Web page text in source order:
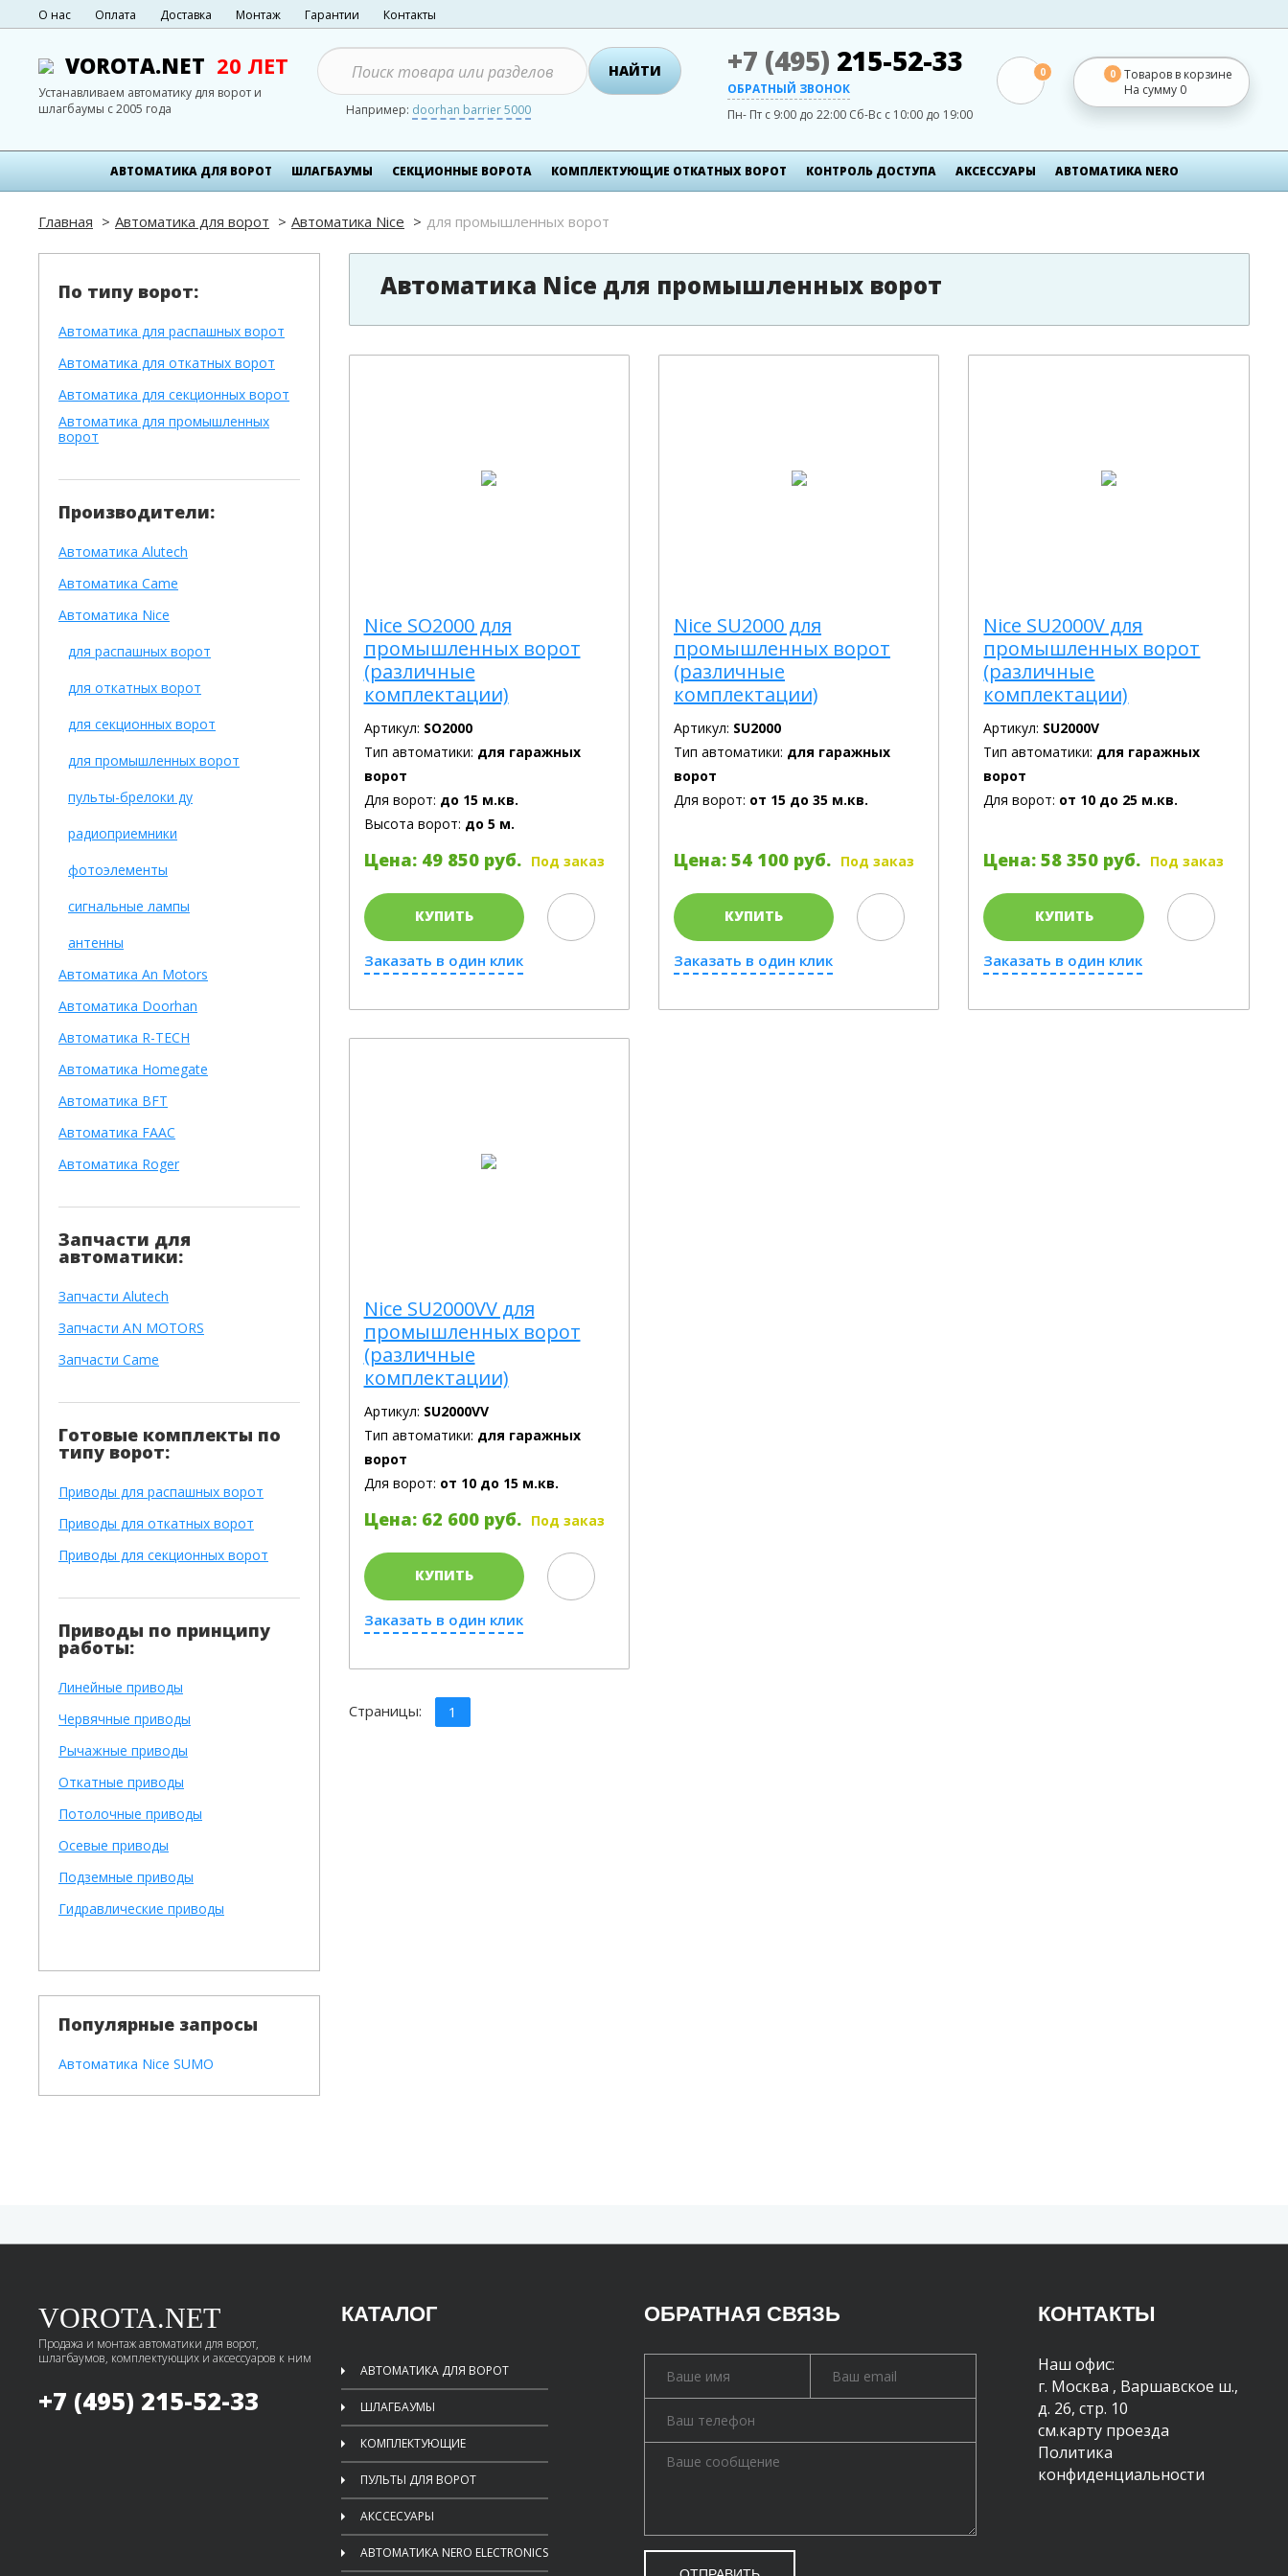
О нас Оплата Доставка Монтаж Гарантии Контакты
VOROTA.NET 20 ЛЕТ
Устанавливаем автоматику для ворот и
шлагбаумы с 2005 года
НАЙТИ
Например: doorhan barrier 5000
+7 (495) 215-52-33
ОБРАТНЫЙ ЗВОНОК
Пн- Пт с 9:00 до 22:00 Сб-Вс с 10:00 до 19:00
0 0
Товаров в корзине
На сумму 0
АВТОМАТИКА ДЛЯ ВОРОТ ШЛАГБАУМЫ СЕКЦИОННЫЕ ВОРОТА КОМПЛЕКТУЮЩИЕ ОТКАТНЫХ ВОРОТ КОНТРОЛЬ ДОСТУПА АКСЕСCУАРЫ АВТОМАТИКА NERO
Главная Автоматика для ворот Автоматика Nice для промышленных ворот
По типу ворот:
Автоматика для распашных ворот
Автоматика для откатных ворот
Автоматика для секционных ворот
Автоматика для промышленных
ворот
Производители:
Автоматика Alutech
Автоматика Сame
Автоматика Nice
для распашных ворот
для откатных ворот
для секционных ворот
для промышленных ворот
пульты-брелоки ду
радиоприемники
фотоэлементы
сигнальные лампы
антенны
Автоматика An Motors
Автоматика Doorhan
Автоматика R-TECH
Автоматика Homegate
Автоматика BFT
Автоматика FAAC
Автоматика Roger
Запчасти для
автоматики:
Запчасти Alutech
Запчасти AN MOTORS
Запчасти Came
Готовые комплекты по
типу ворот:
Приводы для распашных ворот
Приводы для откатных ворот
Приводы для секционных ворот
Приводы по принципу
работы:
Линейные приводы
Червячные приводы
Рычажные приводы
Откатные приводы
Потолочные приводы
Осевые приводы
Подземные приводы
Гидравлические приводы
Популярные запросы
Автоматика Nice SUMO
Автоматика Nice для промышленных ворот
Nice SO2000 для
промышленных ворот
(различные
комплектации)
Артикул: SO2000
Тип автоматики: для гаражных
ворот
Для ворот: до 15 м.кв.
Высота ворот: до 5 м.
Цена: 49 850 руб. Под заказ
КУПИТЬ
Заказать в один клик
Nice SU2000 для
промышленных ворот
(различные
комплектации)
Артикул: SU2000
Тип автоматики: для гаражных
ворот
Для ворот: от 15 до 35 м.кв.
Цена: 54 100 руб. Под заказ
КУПИТЬ
Заказать в один клик
Nice SU2000V для
промышленных ворот
(различные
комплектации)
Артикул: SU2000V
Тип автоматики: для гаражных
ворот
Для ворот: от 10 до 25 м.кв.
Цена: 58 350 руб. Под заказ
КУПИТЬ
Заказать в один клик
Nice SU2000VV для
промышленных ворот
(различные
комплектации)
Артикул: SU2000VV
Тип автоматики: для гаражных
ворот
Для ворот: от 10 до 15 м.кв.
Цена: 62 600 руб. Под заказ
КУПИТЬ
Заказать в один клик
Страницы: 1
VOROTA.NET
Продажа и монтаж автоматики для ворот,
шлагбаумов, комплектующих и аксессуаров к ним
+7 (495) 215-52-33
КАТАЛОГ
АВТОМАТИКА ДЛЯ ВОРОТ
ШЛАГБАУМЫ
КОМПЛЕКТУЮЩИЕ
ПУЛЬТЫ ДЛЯ ВОРОТ
АКССЕСУАРЫ
АВТОМАТИКА NERO ELECTRONICS
ОБРАТНАЯ СВЯЗЬ КОНТАКТЫ
Наш офис:
г. Москва , Варшавское ш.,
д. 26, стр. 10
см.карту проезда
Политика
конфиденциальности